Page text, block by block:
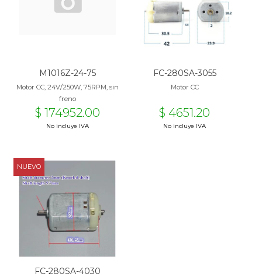
M1016Z-24-75
Motor CC, 24V/250W, 75RPM, sin
freno
$ 174952.00
No incluye IVA
FC-280SA-3055
Motor CC
$ 4651.20
No incluye IVA
NUEVO
FC-280SA-4030